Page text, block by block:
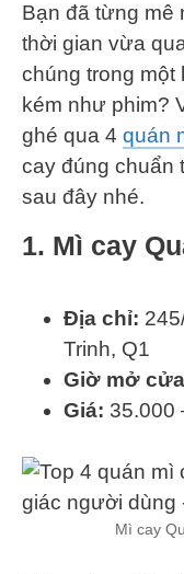
Bạn đã từng mê
thời gian vừa
chúng trong một
kém như phim?
ghé qua 4 quán
cay đúng chuẩn
sau đây nhé.
1. Mì cay
Địa chỉ:
Trinh, Q1
Giờ mở
Giá: 35.000
Mì cay